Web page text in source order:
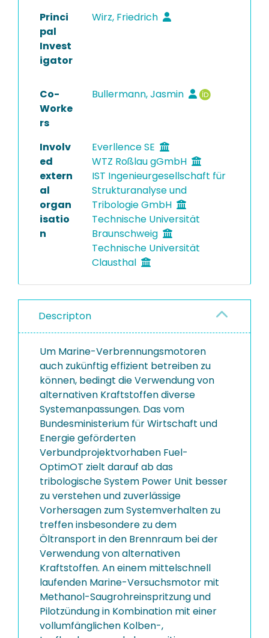
Princi
pal
Invest
igator
Wirz, Friedrich
Co-
Worke
rs
Bullermann, Jasmin
Involv
ed
extern
al
organ
isatio
n
Everllence SE
WTZ Roßlau gGmbH
IST Ingenieurgesellschaft für
Strukturanalyse und
Tribologie GmbH
Technische Universität
Braunschweig
Technische Universität
Clausthal
Descripton
Um Marine-Verbrennungsmotoren
auch zukünftig effizient betreiben zu
können, bedingt die Verwendung von
alternativen Kraftstoffen diverse
Systemanpassungen. Das vom
Bundesministerium für Wirtschaft und
Energie geförderten
Verbundprojektvorhaben Fuel-
OptimOT zielt darauf ab das
tribologische System Power Unit besser
zu verstehen und zuverlässige
Vorhersagen zum Systemverhalten zu
treffen insbesondere zu dem
Öltransport in den Brennraum bei der
Verwendung von alternativen
Kraftstoffen. An einem mittelschnell
laufenden Marine-Versuchsmotor mit
Methanol-Saugrohreinspritzung und
Pilotzündung in Kombination mit einer
vollumfänglichen Kolben-,